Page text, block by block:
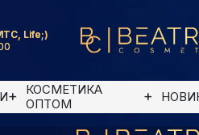
Life;)
КОСМЕТИКА
ОПТОМ